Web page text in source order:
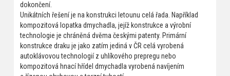
dokončení.
Unikátních řešení je na konstrukci letounu celá řada. Například
kompozitová lopatka dmychadla, jejíž konstrukce a výrobní
technologie je chráněná dvěma českými patenty. Primární
konstrukce draku je jako zatím jediná v ČR celá vyrobená
autoklávovou technologií z uhlíkového prepregu nebo
kompozitová hnací hřídel dmychadla vyrobená navíjením